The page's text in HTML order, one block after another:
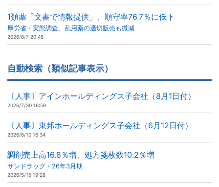
1類薬「文書で情報提供」、順守率76.7％に低下
厚労省・実態調査、乱用薬の適切販売も微減
2026/8/7 20:46
自動検索（類似記事表示）
〔人事〕アインホールディングス子会社（8月1日付）
2026/7/30 16:59
〔人事〕東邦ホールディングス子会社（6月12日付）
2026/6/10 16:34
調剤売上高16.8％増、処方箋枚数10.2％増
サンドラッグ・26年3月期
2026/5/15 19:28